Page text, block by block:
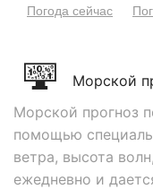
Погода сейчас
Морской
Морской прогноз
помощью
ветра, высота
ежедневно и